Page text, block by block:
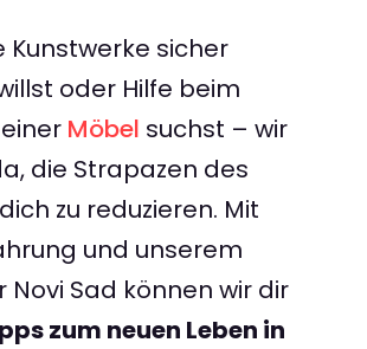
Kunstwerke sicher
oder Hilfe beim
Möbel suchst – wir
die Strapazen des
zu reduzieren. Mit
und unserem
Novi Sad können wir dir
zum neuen Leben in